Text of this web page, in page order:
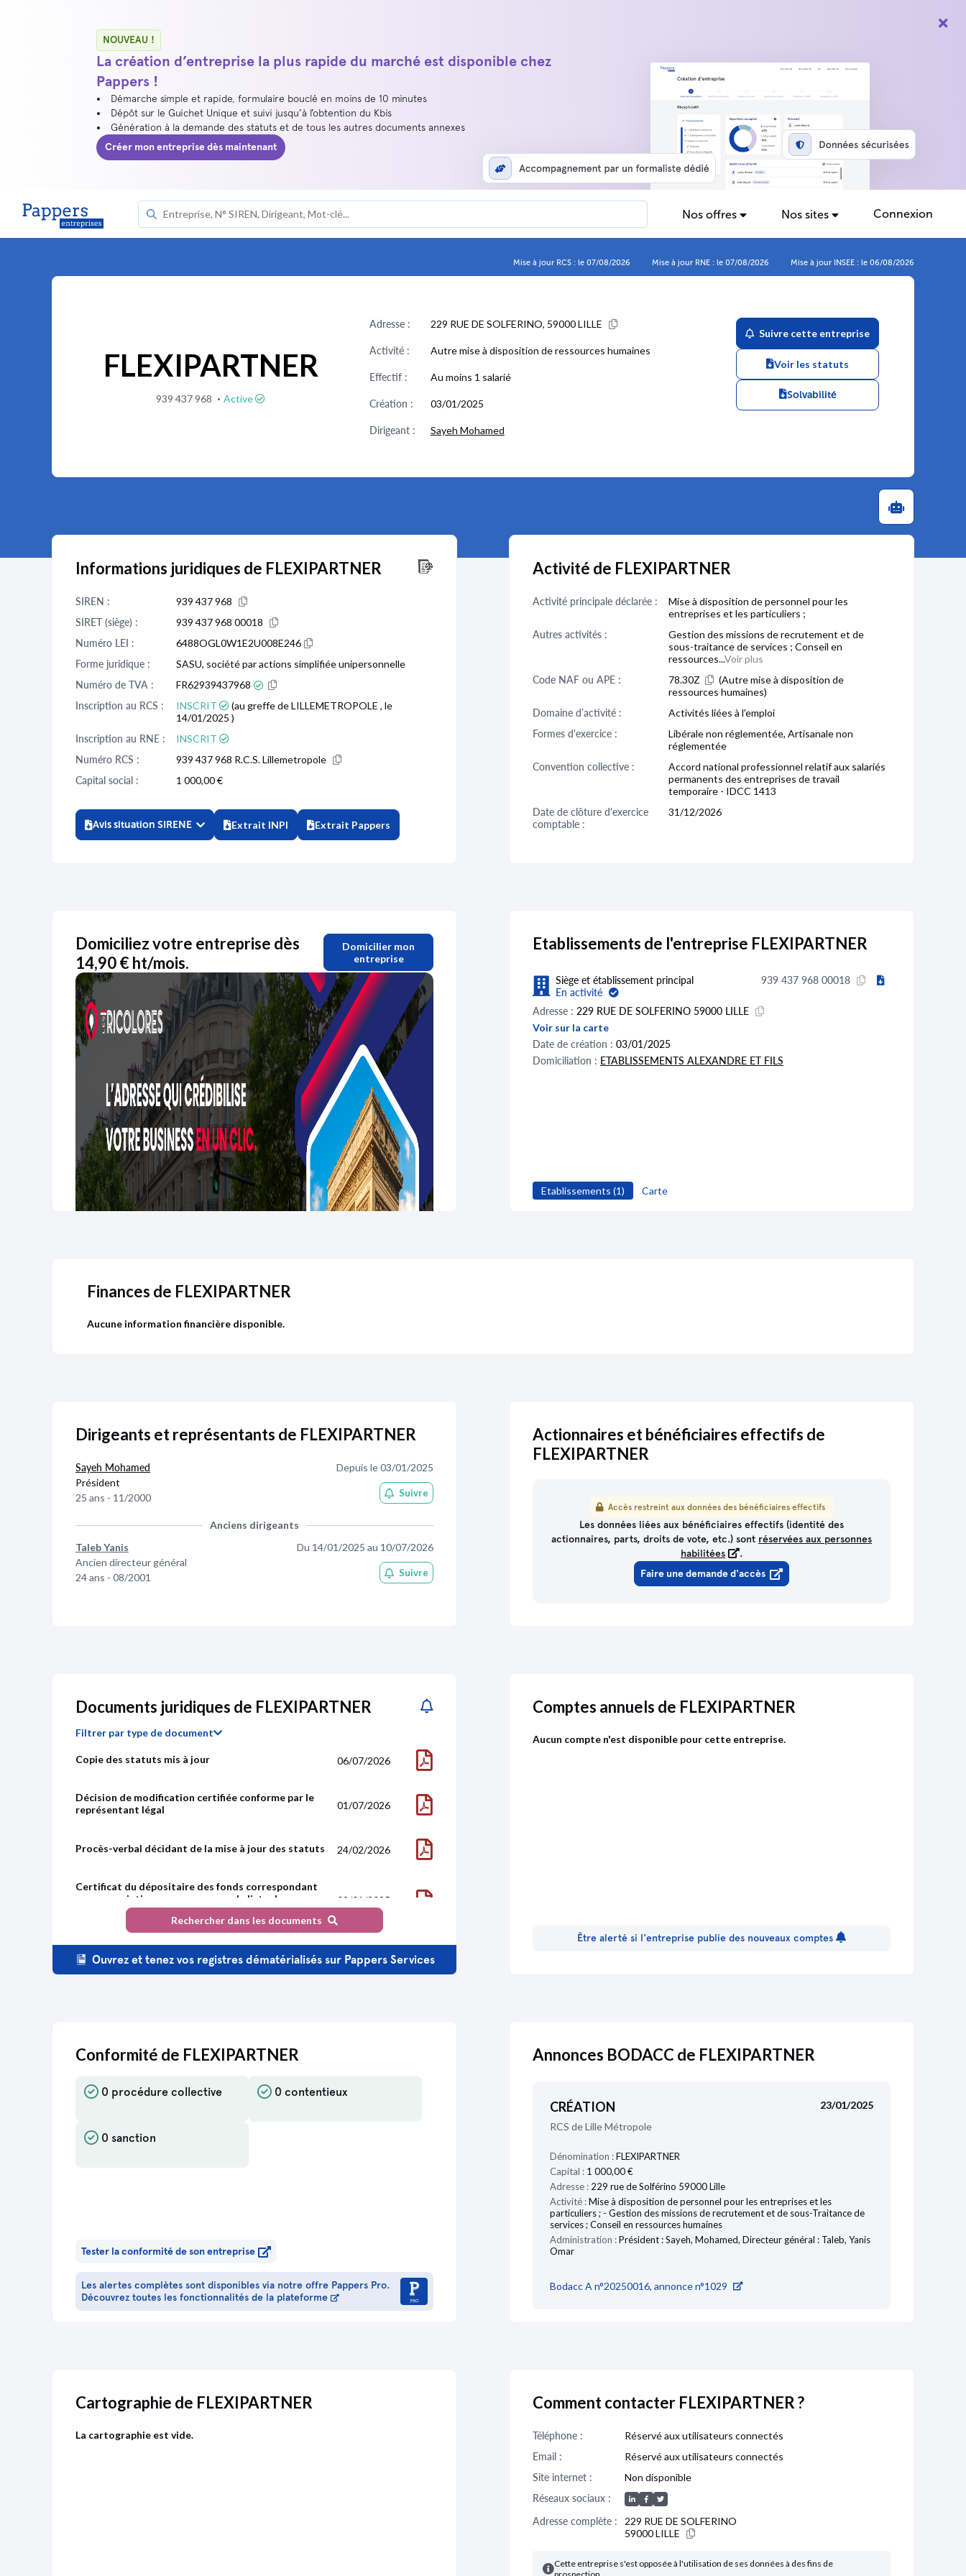
NOUVEAU !
La création d’entreprise la plus rapide du marché est disponible chez
Pappers !
Démarche simple et rapide, formulaire bouclé en moins de 10 minutes
Dépôt sur le Guichet Unique et suivi jusqu’à l’obtention du Kbis
Génération à la demande des statuts et de tous les autres documents annexes
Créer mon entreprise dès maintenant
Nos offres Nos sites Connexion
Mise à jour RCS : le 07/08/2026 Mise à jour RNE : le 07/08/2026 Mise à jour INSEE : le 06/08/2026
FLEXIPARTNER
939 437 968 · Active
Adresse : 229 RUE DE SOLFERINO, 59000 LILLE
Activité : Autre mise à disposition de ressources humaines
Effectif : Au moins 1 salarié
Création : 03/01/2025
Dirigeant : Sayeh Mohamed
Suivre cette entreprise
Voir les statuts
Solvabilité
Informations juridiques de FLEXIPARTNER
SIREN :
939 437 968
SIRET (siège) :
939 437 968 00018
Numéro LEI :
6488OGL0W1E2U008E246
Forme juridique :
SASU, société par actions simplifiée unipersonnelle
Numéro de TVA :
FR62939437968
Inscription au RCS :
INSCRIT
(au greffe de LILLEMETROPOLE , le
14/01/2025 )
Inscription au RNE :
INSCRIT
Numéro RCS :
939 437 968 R.C.S. Lillemetropole
Capital social :
1 000,00 €
Avis situation SIRENE Extrait INPI Extrait Pappers
Activité de FLEXIPARTNER
Activité principale déclarée :
Mise à disposition de personnel pour les
entreprises et les particuliers ;
Autres activités :
Gestion des missions de recrutement et de
sous-traitance de services ; Conseil en
ressources...Voir plus
Code NAF ou APE :
78.30Z
(Autre mise à disposition de
ressources humaines)
Domaine d’activité :
Activités liées à l'emploi
Formes d'exercice :
Libérale non réglementée, Artisanale non
réglementée
Convention collective :
Accord national professionnel relatif aux salariés
permanents des entreprises de travail
temporaire - IDCC 1413
Date de clôture d'exercice
comptable :
31/12/2026
Domiciliez votre entreprise dès
14,90 € ht/mois.
Domicilier mon
entreprise
Etablissements de l'entreprise FLEXIPARTNER
Siège et établissement principal
En activité
939 437 968 00018
Adresse : 229 RUE DE SOLFERINO 59000 LILLE
Voir sur la carte
Date de création : 03/01/2025
Domiciliation : ETABLISSEMENTS ALEXANDRE ET FILS
Etablissements (1) Carte
Finances de FLEXIPARTNER
Aucune information financière disponible.
Dirigeants et représentants de FLEXIPARTNER
Sayeh Mohamed
Président
25 ans - 11/2000
Depuis le 03/01/2025
Suivre
Anciens dirigeants
Taleb Yanis
Ancien directeur général
24 ans - 08/2001
Du 14/01/2025 au 10/07/2026
Suivre
Actionnaires et bénéficiaires effectifs de
FLEXIPARTNER
Accès restreint aux données des bénéficiaires effectifs
Les données liées aux bénéficiaires effectifs (identité des
actionnaires, parts, droits de vote, etc.) sont réservées aux personnes
habilitées
.
Faire une demande d'accès
Documents juridiques de FLEXIPARTNER
Filtrer par type de document
Copie des statuts mis à jour 06/07/2026
Décision de modification certifiée conforme par le
représentant légal
01/07/2026
Procès-verbal décidant de la mise à jour des statuts 24/02/2026
Certificat du dépositaire des fonds correspondant
aux souscriptions avec en annexe la liste des
souscripteurs
09/01/2025
Rechercher dans les documents
Ouvrez et tenez vos registres dématérialisés sur Pappers Services
Comptes annuels de FLEXIPARTNER
Aucun compte n'est disponible pour cette entreprise.
Être alerté si l'entreprise publie des nouveaux comptes
Conformité de FLEXIPARTNER
0 procédure collective 0 contentieux
0 sanction
Tester la conformité de son entreprise
Les alertes complètes sont disponibles via notre offre Pappers Pro.
Découvrez toutes les fonctionnalités de la plateforme
Annonces BODACC de FLEXIPARTNER
CRÉATION
23/01/2025
RCS de Lille Métropole
Dénomination :FLEXIPARTNER
Capital : 1 000,00 €
Adresse : 229 rue de Solférino 59000 Lille
Activité :Mise à disposition de personnel pour les entreprises et les
particuliers ; - Gestion des missions de recrutement et de sous-Traitance de
services ; Conseil en ressources humaines
Administration :Président : Sayeh, Mohamed, Directeur général : Taleb, Yanis
Omar
Bodacc A n°20250016, annonce n°1029
Cartographie de FLEXIPARTNER
La cartographie est vide.
Comment contacter FLEXIPARTNER ?
Téléphone :
Réservé aux utilisateurs connectés
Email :
Réservé aux utilisateurs connectés
Site internet :
Non disponible
Réseaux sociaux :
Adresse complète :
229 RUE DE SOLFERINO
59000 LILLE
Cette entreprise s'est opposée à l'utilisation de ses données à des fins de
prospection.